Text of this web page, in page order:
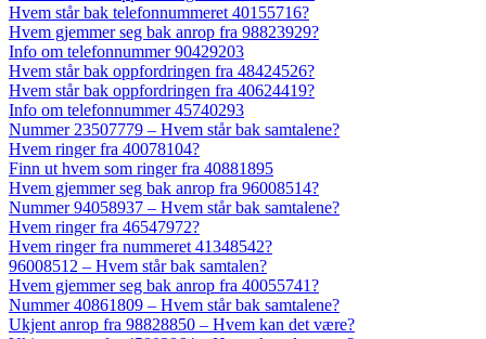
Hvem står bak telefonnummeret 40155716?
Hvem gjemmer seg bak anrop fra 98823929?
Info om telefonnummer 90429203
Hvem står bak oppfordringen fra 48424526?
Hvem står bak oppfordringen fra 40624419?
Info om telefonnummer 45740293
Nummer 23507779 – Hvem står bak samtalene?
Hvem ringer fra 40078104?
Finn ut hvem som ringer fra 40881895
Hvem gjemmer seg bak anrop fra 96008514?
Nummer 94058937 – Hvem står bak samtalene?
Hvem ringer fra 46547972?
Hvem ringer fra nummeret 41348542?
96008512 – Hvem står bak samtalen?
Hvem gjemmer seg bak anrop fra 40055741?
Nummer 40861809 – Hvem står bak samtalene?
Ukjent anrop fra 98828850 – Hvem kan det være?